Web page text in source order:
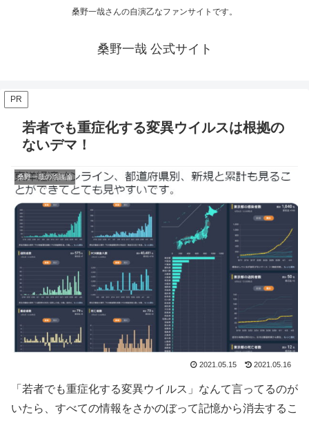
桑野一哉さんの自演乙なファンサイトです。
桑野一哉 公式サイト
PR
若者でも重症化する変異ウイルスは根拠の
ないデマ！
桑野一哉の陰謀論
2021.05.15 2021.05.16
「若者でも重症化する変異ウイルス」なんて言ってるのが
いたら、すべての情報をさかのぼって記憶から消去するこ